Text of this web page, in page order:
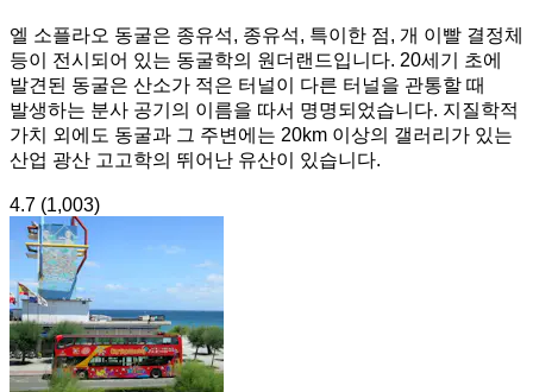
엘 소플라오 동굴은 종유석, 종유석, 특이한 점, 개 이빨 결정체
등이 전시되어 있는 동굴학의 원더랜드입니다. 20세기 초에
발견된 동굴은 산소가 적은 터널이 다른 터널을 관통할 때
발생하는 분사 공기의 이름을 따서 명명되었습니다. 지질학적
가치 외에도 동굴과 그 주변에는 20km 이상의 갤러리가 있는
산업 광산 고고학의 뛰어난 유산이 있습니다.
4.7 (1,003)